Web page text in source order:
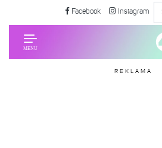
Facebook Instagram
REKLAMA